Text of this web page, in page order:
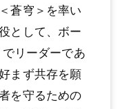
蒼穹＞を率い
として、ボー
リーダーであ
まず共存を願
を守るための